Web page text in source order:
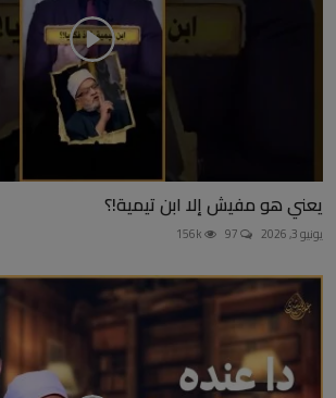
يعني هو مفيش إلا ابن تيمية!؟
يونيو 3, 2026